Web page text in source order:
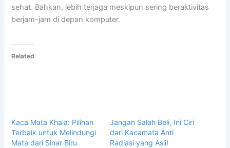
sehat. Bahkan, lebih terjaga meskipun sering beraktivitas
berjam-jam di depan komputer.
Related
Kaca Mata Khaia: Pilihan
Terbaik untuk Melindungi
Mata dari Sinar Biru
Jangan Salah Beli, Ini Ciri
dari Kacamata Anti
Radiasi yang Asli!